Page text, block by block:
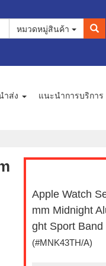
หมวดหมู่สินค้า
ำส่ง แนะนำการบริการ
Apple Watch
mm Midnight
ght Sport Band
(#MNK43TH/A)